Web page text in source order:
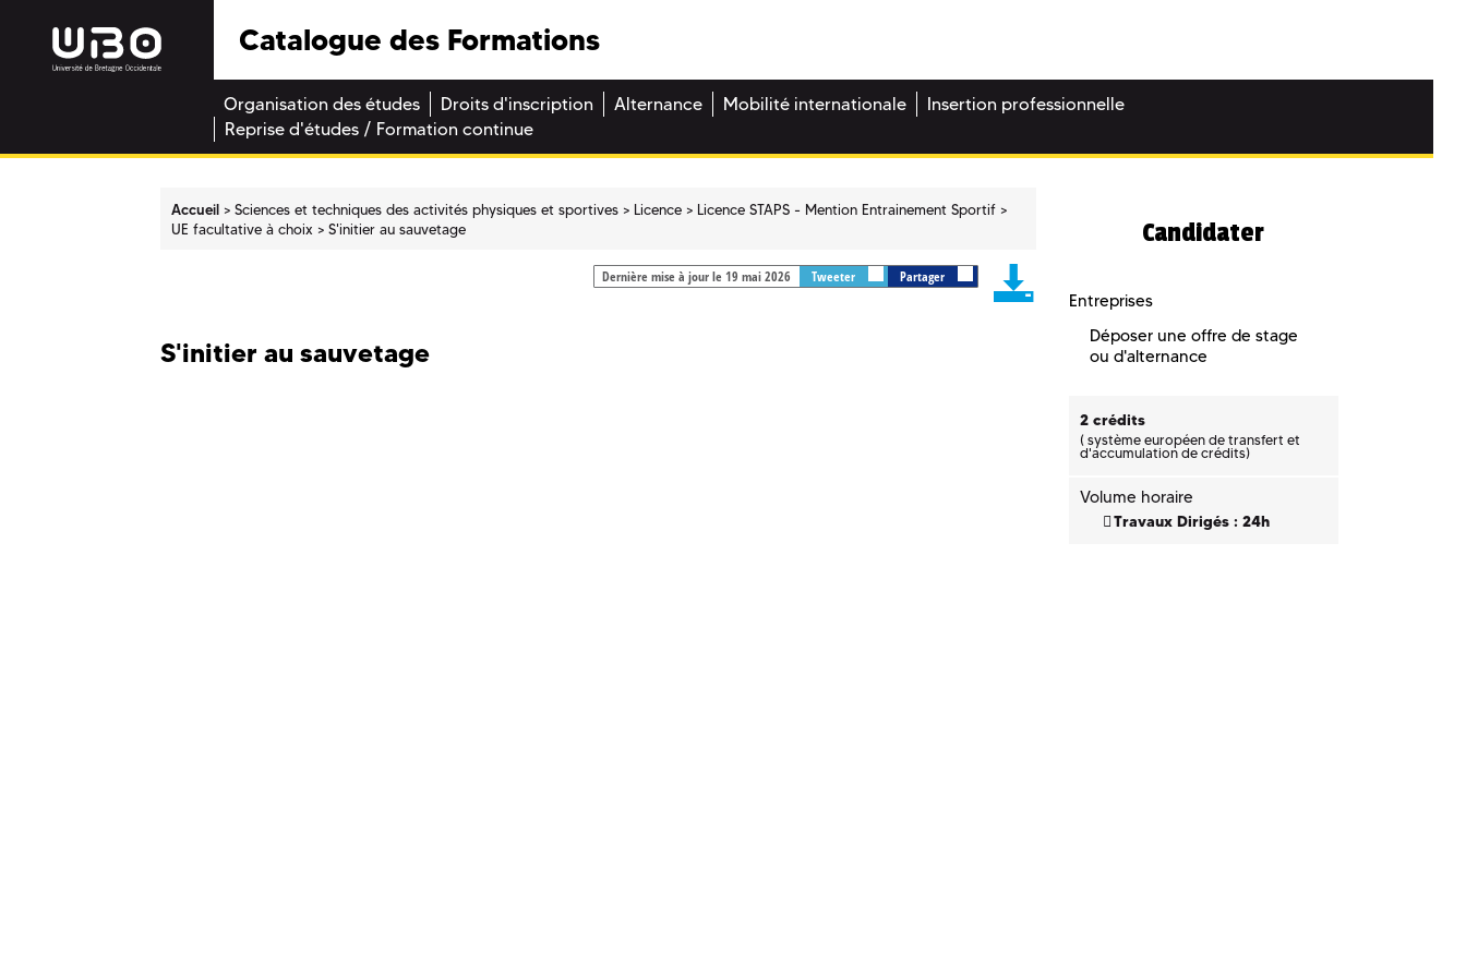
Catalogue des Formations
Organisation des études Droits d'inscription Alternance Mobilité internationale
Insertion professionnelle
Reprise d'études / Formation continue
Accueil Sciences et techniques des activités physiques et sportives Licence
Licence STAPS - Mention Entrainement Sportif
UE facultative à choix
S'initier au sauvetage
Dernière mise à jour le 19 mai 2026 Tweeter Partager
S'initier au sauvetage
Candidater
Entreprises
Déposer une offre de stage
ou d'alternance
2 crédits
(système européen de transfert et
d'accumulation de crédits)
Volume horaire
Travaux Dirigés : 24h